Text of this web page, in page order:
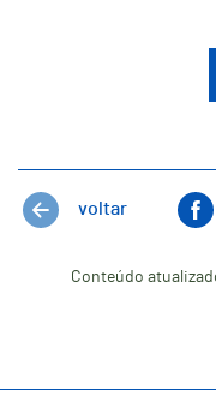
voltar
Conteúdo